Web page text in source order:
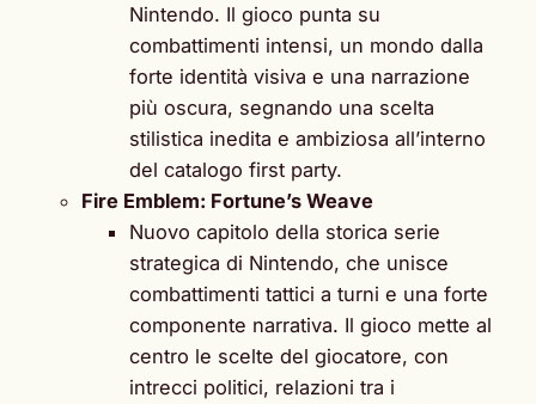
Nintendo. Il gioco punta su
combattimenti intensi, un mondo dalla
forte identità visiva e una narrazione
più oscura, segnando una scelta
stilistica inedita e ambiziosa all’interno
del catalogo first party.
Fire Emblem: Fortune’s Weave
Nuovo capitolo della storica serie
strategica di Nintendo, che unisce
combattimenti tattici a turni e una forte
componente narrativa. Il gioco mette al
centro le scelte del giocatore, con
intrecci politici, relazioni tra i